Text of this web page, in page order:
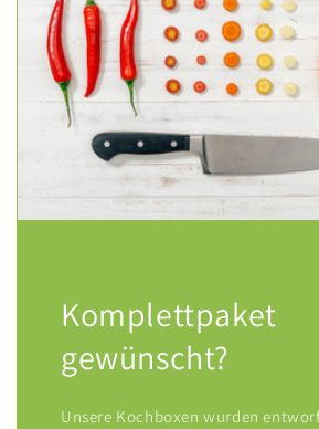
Komplettpaket
gewünscht?
Unsere Kochboxen wurden